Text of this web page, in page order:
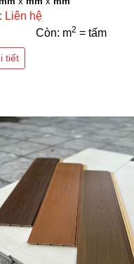
Liên hệ
Còn: m2 = tấm
tiết